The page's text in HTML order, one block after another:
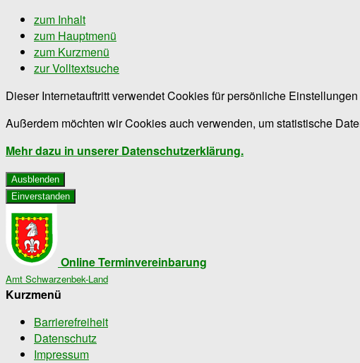
zum Inhalt
zum Hauptmenü
zum Kurzmenü
zur Volltextsuche
Dieser Internetauftritt verwendet Cookies für persönliche
Außerdem möchten wir Cookies auch verwenden, um statistische
Mehr dazu in unserer Datenschutzerklärung.
Ausblenden
Einverstanden
Online Terminvereinbarung
Amt Schwarzenbek-Land
Kurzmenü
Barrierefreiheit
Datenschutz
Impressum